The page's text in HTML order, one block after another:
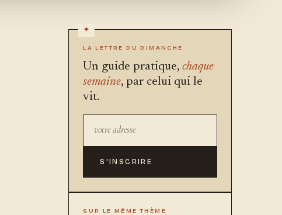
LA LETTRE DU DIMANCHE
Un guide pratique,chaque
semaine, par celui qui le
vit.
S'INSCRIRE
SUR LE MÊME THÈME